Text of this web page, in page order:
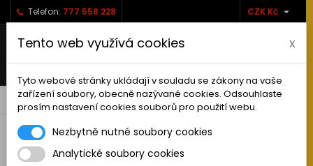
Telefon: 777 558 228 CZK Kč 
   shopping_cart0
RC AUTA
Tento web využívá cookies x
Tyto webové stránky ukládají v souladu se zákony na vaše
zařízení soubory, obecně nazývané cookies. Odsouhlaste
prosím nastavení cookies souborů pro použití webu.
Nezbytně nutné soubory cookies
Analytické soubory cookies